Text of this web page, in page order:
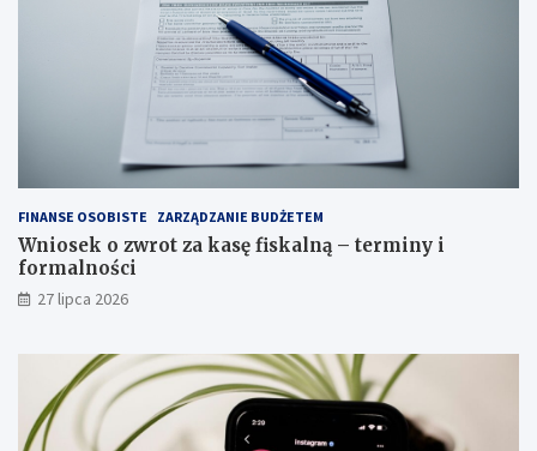
FINANSE OSOBISTE ZARZĄDZANIE BUDŻETEM
Wniosek o zwrot za kasę fiskalną – terminy i
formalności
27 lipca 2026